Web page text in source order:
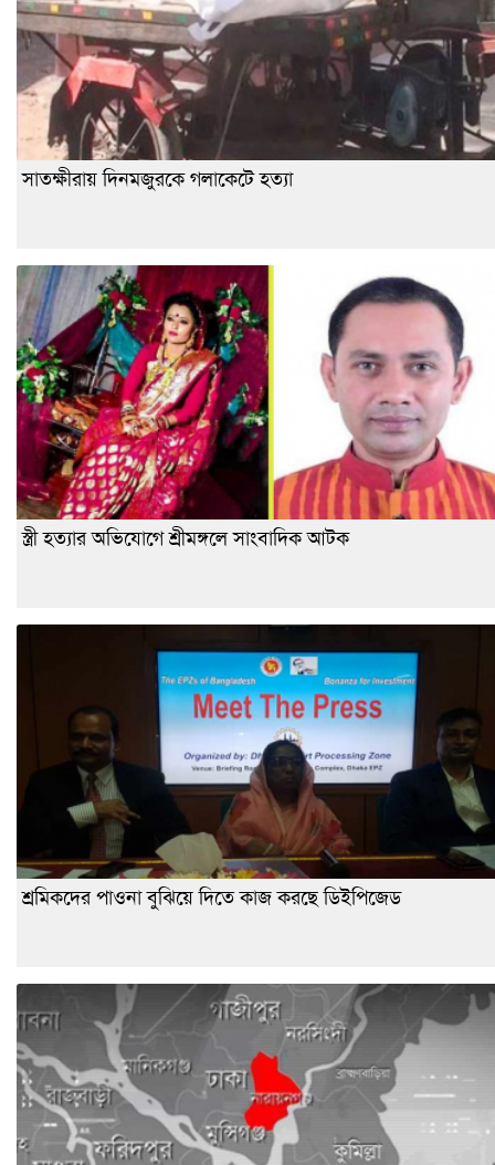
সাতক্ষীরায় দিনমজুরকে গলাকেটে হত্যা
স্ত্রী হত্যার অভিযোগে শ্রীমঙ্গলে সাংবাদিক আটক
শ্রমিকদের পাওনা বুঝিয়ে দিতে কাজ করছে ডিইপিজেড